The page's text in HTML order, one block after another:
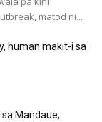
matod ni...
human makit-i sa
Mandaue,